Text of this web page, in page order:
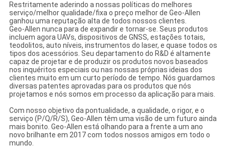
Restritamente aderindo a nossas políticas do melhores
serviço/melhor qualidade/fixa o preço melhor de Geo-Allen
ganhou uma reputação alta de todos nossos clientes.
Geo-Allen nunca para de expandir e tornar-se. Seus produtos
incluem agora UAVs, dispositivos de GNSS, estações totais,
teodolitos, auto níveis, instrumentos do laser, e quase todos os
tipos dos acessórios. Seu departamento do R&D é altamente
capaz de projetar e de produzir os produtos novos baseados
nos inquéritos especiais ou nas nossas próprias ideias dos
clientes muito em um curto período de tempo. Nós guardamos
diversas patentes aprovadas para os produtos que nós
projetamos e nós somos em processo da aplicação para mais.
Com nosso objetivo da pontualidade, a qualidade, o rigor, e o
serviço (P/Q/R/S), Geo-Allen têm uma visão de um futuro ainda
mais bonito. Geo-Allen está olhando para a frente a um ano
novo brilhante em 2017 com todos nossos amigos em todo o
mundo.